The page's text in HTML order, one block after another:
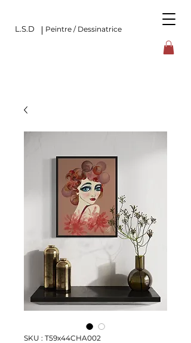
L.S.D Peintre / Dessinatrice
SKU : T59x44CHA002